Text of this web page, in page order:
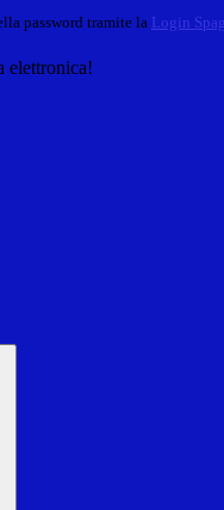
password tramite la Login
elettronica!